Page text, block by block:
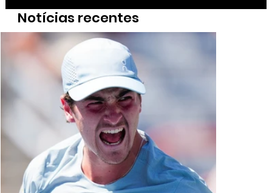
Notícias recentes